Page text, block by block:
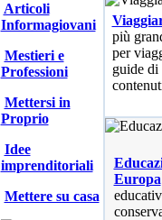
Articoli
Informagiovani
Mestieri e
Professioni
Mettersi in
Proprio
Idee
imprenditoriali
Mettere su casa
più
per
guide di
Europa